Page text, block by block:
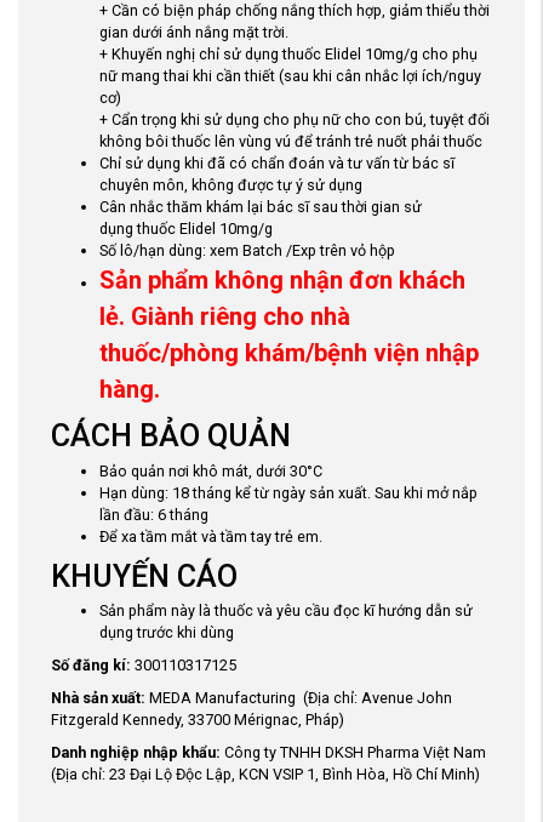
+ Cần có biện pháp chống nắng thích hợp, giảm thiểu thời
gian dưới ánh nắng mặt trời.
+ Khuyến nghị chỉ sử dụng thuốc Elidel 10mg/g cho phụ
nữ mang thai khi cần thiết (sau khi cân nhắc lợi ích/nguy
cơ)
+ Cẩn trọng khi sử dụng cho phụ nữ cho con bú, tuyệt đối
không bôi thuốc lên vùng vú để tránh trẻ nuốt phải thuốc
Chỉ sử dụng khi đã có chẩn đoán và tư vấn từ bác sĩ
chuyên môn, không được tự ý sử dụng
Cân nhắc thăm khám lại bác sĩ sau thời gian sử
dụng thuốc Elidel 10mg/g
Số lô/hạn dùng: xem Batch /Exp trên vỏ hộp
Sản phẩm không nhận đơn khách
lẻ. Giành riêng cho nhà
thuốc/phòng khám/bệnh viện nhập
hàng.
CÁCH BẢO QUẢN
Bảo quản nơi khô mát, dưới 30°C
Hạn dùng: 18 tháng kể từ ngày sản xuất. Sau khi mở nắp
lần đầu: 6 tháng
Để xa tầm mắt và tầm tay trẻ em.
KHUYẾN CÁO
Sản phẩm này là thuốc và yêu cầu đọc kĩ hướng dẫn sử
dụng trước khi dùng
Số đăng kí: 300110317125
Nhà sản xuất: MEDA Manufacturing (Địa chỉ: Avenue John
Fitzgerald Kennedy, 33700 Mérignac, Pháp)
Danh nghiệp nhập khẩu: Công ty TNHH DKSH Pharma Việt Nam
(Địa chỉ: 23 Đại Lộ Độc Lập, KCN VSIP 1, Bình Hòa, Hồ Chí Minh)